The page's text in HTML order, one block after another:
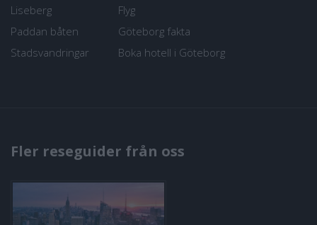
Liseberg
Paddan båten
Stadsvandringar
Flyg
Göteborg fakta
Boka hotell i Göteborg
Fler reseguider från oss